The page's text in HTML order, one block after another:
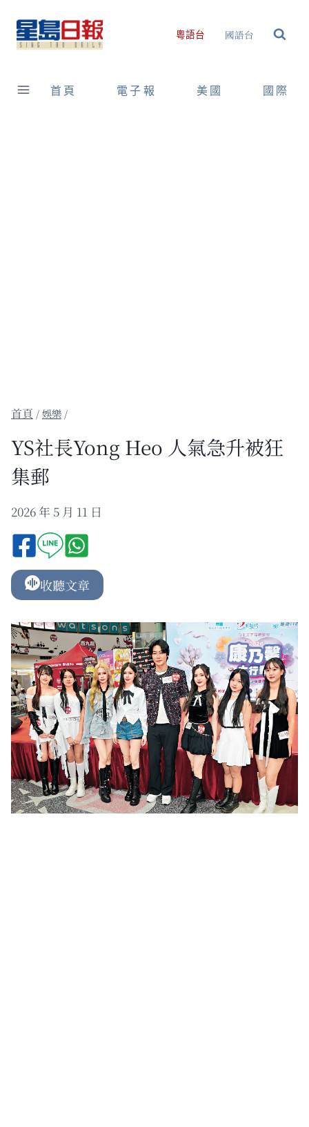
content
粵語台 國語台
首頁 電子報 美國 國際
/娛樂 /
YS社長Yong Heo 人氣急升被狂
集郵
2026 年 5 月 11 日
收聽文章